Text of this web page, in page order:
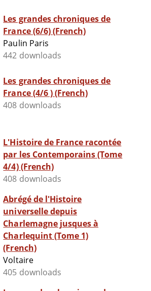
Les grandes chroniques de
France (6/6) (French)
Paulin Paris
442 downloads
Les grandes chroniques de
France (4/6 ) (French)
408 downloads
L'Histoire de France racontée
par les Contemporains (Tome
4/4) (French)
408 downloads
Abrégé de l'Histoire
universelle depuis
Charlemagne jusques à
Charlequint (Tome 1)
(French)
Voltaire
405 downloads